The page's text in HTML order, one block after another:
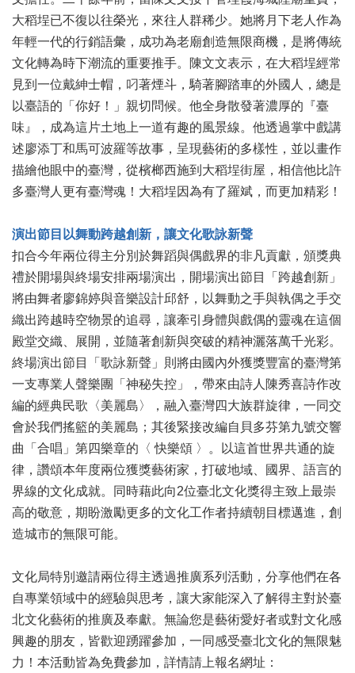
廉
政
平
臺
專
常
見
問
答
北
市
政
府
政
府
開
資
訊
著
作
權
聲
明
隱
權
保
護
政
策
資
大稻埕已不復以往榮光，來往人群稀少。她將月下老人作為
年輕一代的行銷語彙，成功為老廟創造無限商機，是將傳統
文化轉為時下潮流的重要推手。陳文文表示，在大稻埕經常
見到一位戴紳士帽，叼著煙斗，騎著腳踏車的外國人，總是
以臺語的「你好！」親切問候。他全身散發著濃厚的『臺
味』，成為這片土地上一道有趣的風景線。他透過掌中戲講
述廖添丁和馬可波羅等故事，呈現藝術的多樣性，並以畫作
描繪他眼中的臺灣，從檳榔西施到大稻埕街屋，相信他比許
多臺灣人更有臺灣魂！大稻埕因為有了羅斌，而更加精彩！
演出節目以舞動跨越創新，讓文化歌詠新聲
扣合今年兩位得主分別於舞蹈與偶戲界的非凡貢獻，頒獎典
禮於開場與終場安排兩場演出，開場演出節目「跨越創新」
將由舞者廖錦婷與音樂設計邱舒，以舞動之手與執偶之手交
織出跨越時空物景的追尋，讓牽引身體與戲偶的靈魂在這個
殿堂交織、展開，並隨著創新與突破的精神灑落萬千光彩。
終場演出節目「歌詠新聲」則將由國內外獲獎豐富的臺灣第
一支專業人聲樂團「神秘失控」，帶來由詩人陳秀喜詩作改
編的經典民歌〈美麗島〉，融入臺灣四大族群旋律，一同交
會於我們搖籃的美麗島；其後緊接改編自貝多芬第九號交響
曲「合唱」第四樂章的〈 快樂頌 〉。以這首世界共通的旋
律，讚頌本年度兩位獲獎藝術家，打破地域、國界、語言的
界線的文化成就。同時藉此向2位臺北文化獎得主致上最崇
高的敬意，期盼激勵更多的文化工作者持續朝目標邁進，創
造城市的無限可能。
文化局特別邀請兩位得主透過推廣系列活動，分享他們在各
自專業領域中的經驗與思考，讓大家能深入了解得主對於臺
北文化藝術的推廣及奉獻。無論您是藝術愛好者或對文化感
興趣的朋友，皆歡迎踴躍參加，一同感受臺北文化的無限魅
力！本活動皆為免費參加，詳情請上報名網址：